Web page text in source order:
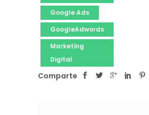
Google Ads
GoogleAdwords
Marketing
Digital
Comparte